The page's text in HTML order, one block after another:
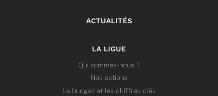
ACTUALITÉS
LA LIGUE
Qui sommes-nous ?
Nos actions
Le budget et les chiffres clés